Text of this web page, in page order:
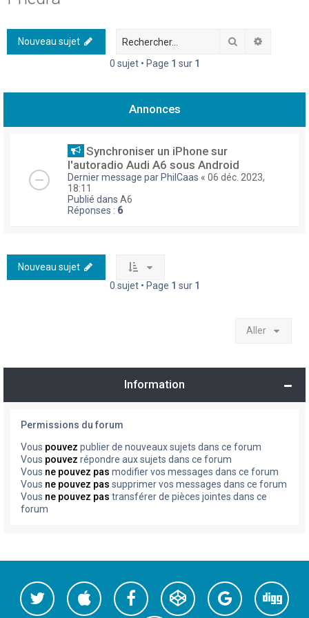
h
r
Nouveau sujet Rechercher
0 sujet • Page 1 sur 1
Annonces
Synchroniser un iPhone sur
l'autoradio Audi A6 sous Android
Dernier message par PhilCaas « 06 déc. 2023,
18:11
Publié dans A6
Réponses : 6
Nouveau sujet
0 sujet • Page 1 sur 1
Aller
Information
Permissions du forum
Vous pouvez publier de nouveaux sujets dans ce forum
Vous pouvez répondre aux sujets dans ce forum
Vous ne pouvez pas modifier vos messages dans ce forum
Vous ne pouvez pas supprimer vos messages dans ce forum
Vous ne pouvez pas transférer de pièces jointes dans ce
forum